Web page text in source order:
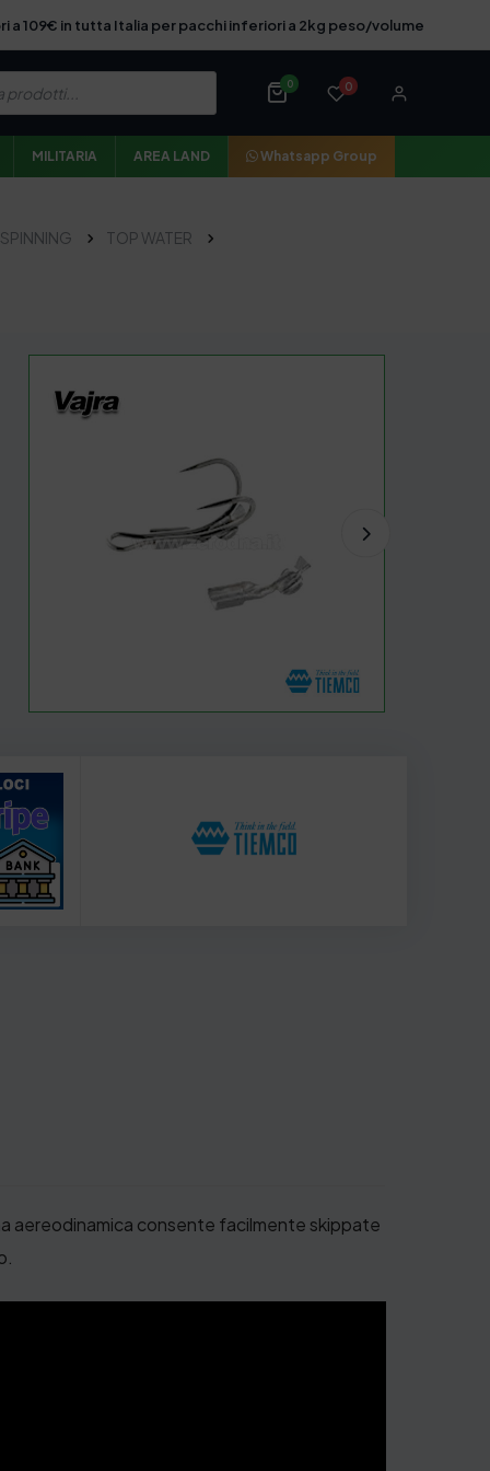
a 109€ in tutta Italia per pacchi inferiori a 2kg peso/volume
0 0
MILITARIA AREA LAND Whatsapp Group
SPINNING TOP WATER
aereodinamica consente facilmente skippate